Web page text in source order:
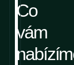
Co
vám